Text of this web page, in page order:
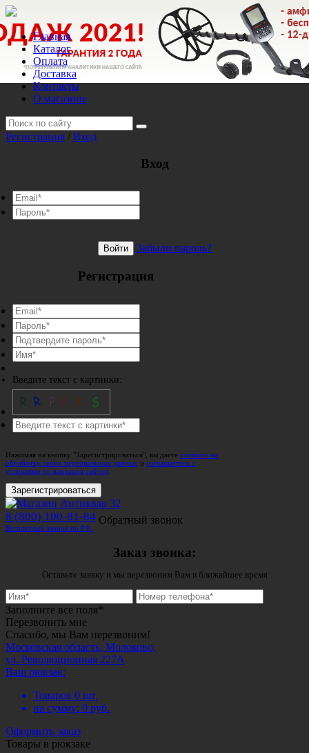
Главная
Каталог
Оплата
Доставка
Контакты
О магазине
Регистрация / Вход
Вход
Войти Забыли пароль?
Регистрация
Введите текст с картинки:
Нажимая на кнопку "Зарегистрироваться", вы даете согласие на
обработку своих персональных данных и соглашаетесь с
условиями пользования сайтом
Зарегистрироваться
8 (800) 100-81-84
Бесплатный звонок по РФ.
Обратный звонок
Заказ звонка:
Оставьте заявку и мы перезвоним Вам в ближайшее время
Заполните все поля*
Перезвонить мне
Спасибо, мы Вам перезвоним!
Московская область, Молоково,
ул. Революционная 227А
Ваш рюкзак:
Товаров 0 шт.
на сумму: 0 руб.
Оформить заказ
Товары в рюкзаке